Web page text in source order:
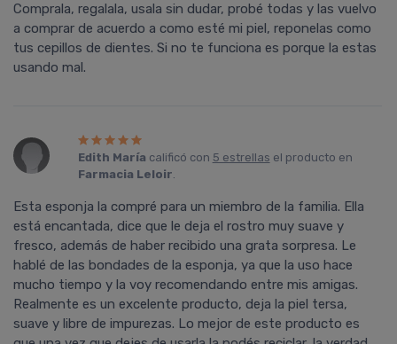
Comprala, regalala, usala sin dudar, probé todas y las vuelvo
a comprar de acuerdo a como esté mi piel, reponelas como
tus cepillos de dientes. Si no te funciona es porque la estas
usando mal.
Edith María calificó con 5 estrellas el producto en
Farmacia Leloir.
Esta esponja la compré para un miembro de la familia. Ella
está encantada, dice que le deja el rostro muy suave y
fresco, además de haber recibido una grata sorpresa. Le
hablé de las bondades de la esponja, ya que la uso hace
mucho tiempo y la voy recomendando entre mis amigas.
Realmente es un excelente producto, deja la piel tersa,
suave y libre de impurezas. Lo mejor de este producto es